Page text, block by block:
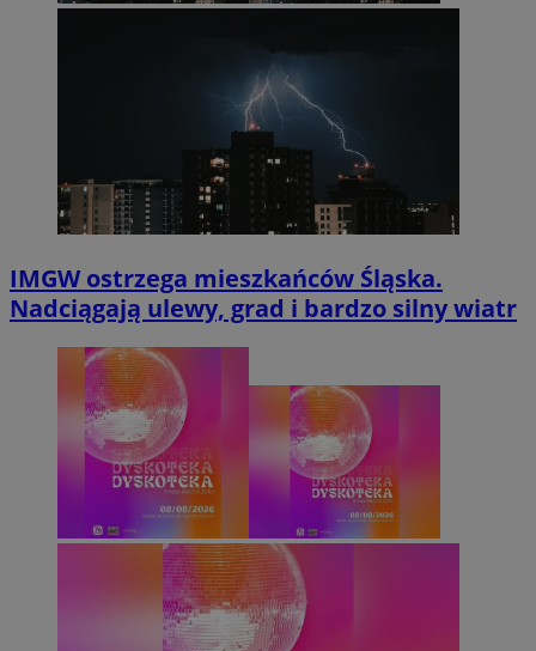
IMGW ostrzega mieszkańców Śląska.
Nadciągają ulewy, grad i bardzo silny wiatr